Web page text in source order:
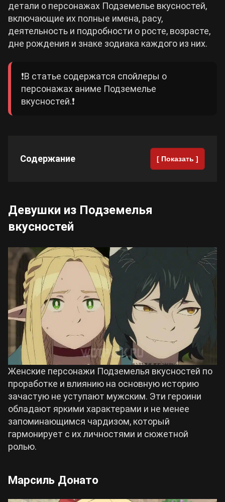
детали о персонажах Подземелье вкусностей,
включающие их полные имена, расу,
деятельность и подробности о росте, возрасте,
дне рождения и знаке зодиака каждого из них.
❗️В статье содержатся спойлеры о
персонажах аниме Подземелье
вкусностей.❗️
Содержание [ Показать ]
Девушки из Подземелья
вкусностей
Женские персонажи Подземелья вкусностей по
проработке и влиянию на основную историю
зачастую не уступают мужским. Эти героини
обладают яркими характерами и не менее
запоминающимся чардизом, который
гармонирует с их личностями и сюжетной
ролью.
Марсиль Донато